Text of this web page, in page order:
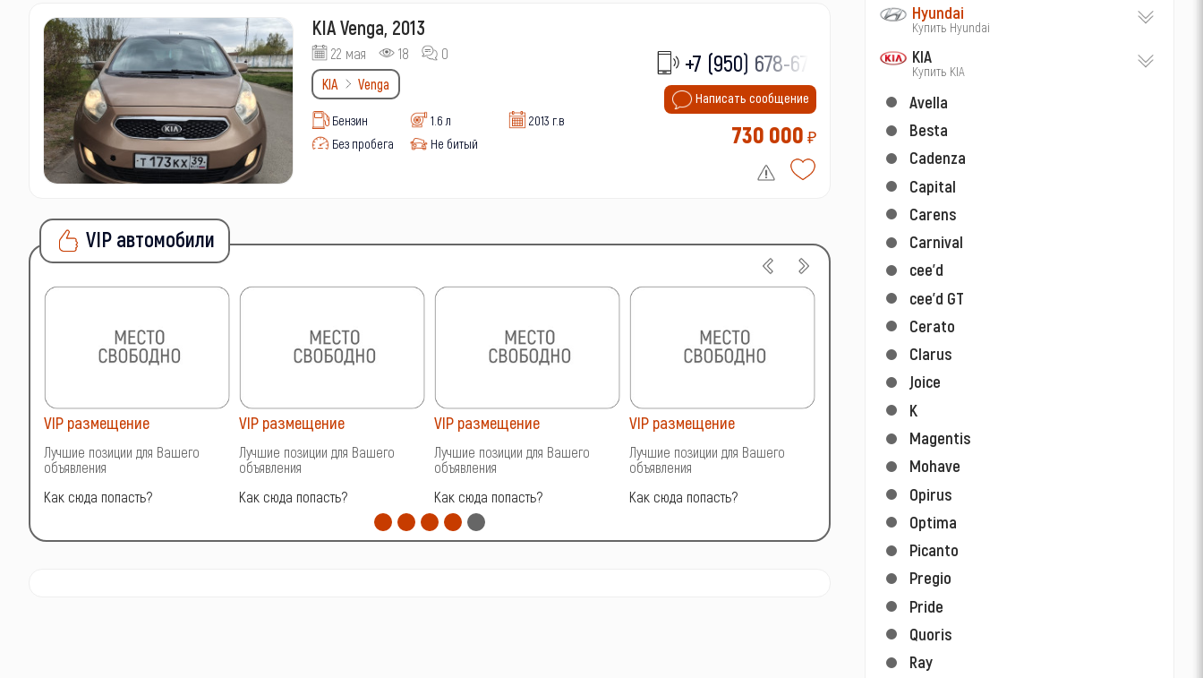
KIA Venga, 2013
22 мая 18
0
KIA
Venga
Бензин 1.6 л
2013 г.в
Без пробега
Не битый
+7 (950) 678-67-
Написать сообщение
730 000 ₽
VIP автомобили
VIP размещение
Лучшие позиции для Вашего
объявления
Как сюда попасть?
VIP размещение
Лучшие позиции для Вашего
объявления
Как сюда попасть?
VIP размещение
Лучшие позиции для Вашего
объявления
Как сюда попасть?
VIP размещение
Лучшие позиции для Вашего
объявления
Как сюда попасть?
Hyundai
Купить Hyundai
KIA
Купить KIA
Avella
Besta
Cadenza
Capital
Carens
Carnival
cee'd
cee'd GT
Cerato
Clarus
Joice
K
Magentis
Mohave
Opirus
Optima
Picanto
Pregio
Pride
Quoris
Ray